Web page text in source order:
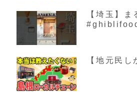
【埼玉】
【地元民